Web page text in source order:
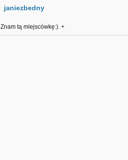
janiezbedny
Znam tą miejscówkę:). +